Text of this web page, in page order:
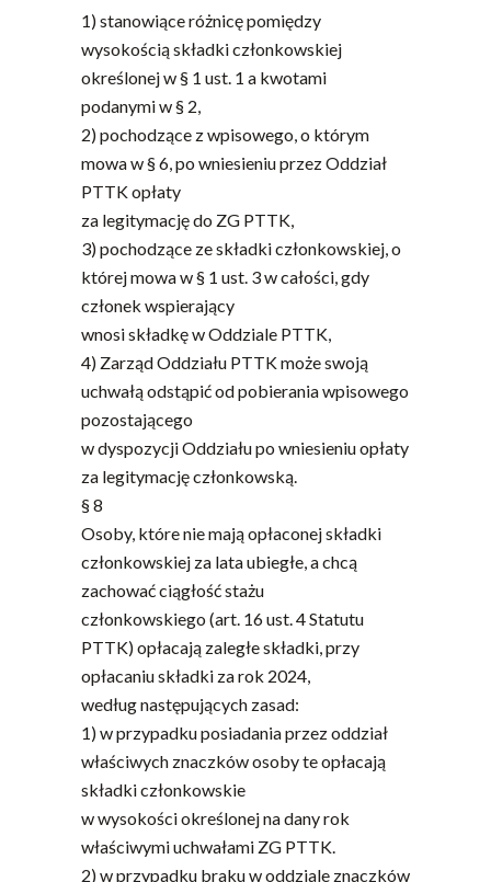
1) stanowiące różnicę pomiędzy
wysokością składki członkowskiej
określonej w § 1 ust. 1 a kwotami
podanymi w § 2,
2) pochodzące z wpisowego, o którym
mowa w § 6, po wniesieniu przez Oddział
PTTK opłaty
za legitymację do ZG PTTK,
3) pochodzące ze składki członkowskiej, o
której mowa w § 1 ust. 3 w całości, gdy
członek wspierający
wnosi składkę w Oddziale PTTK,
4) Zarząd Oddziału PTTK może swoją
uchwałą odstąpić od pobierania wpisowego
pozostającego
w dyspozycji Oddziału po wniesieniu opłaty
za legitymację członkowską.
§ 8
Osoby, które nie mają opłaconej składki
członkowskiej za lata ubiegłe, a chcą
zachować ciągłość stażu
członkowskiego (art. 16 ust. 4 Statutu
PTTK) opłacają zaległe składki, przy
opłacaniu składki za rok 2024,
według następujących zasad:
1) w przypadku posiadania przez oddział
właściwych znaczków osoby te opłacają
składki członkowskie
w wysokości określonej na dany rok
właściwymi uchwałami ZG PTTK.
2) w przypadku braku w oddziale znaczków